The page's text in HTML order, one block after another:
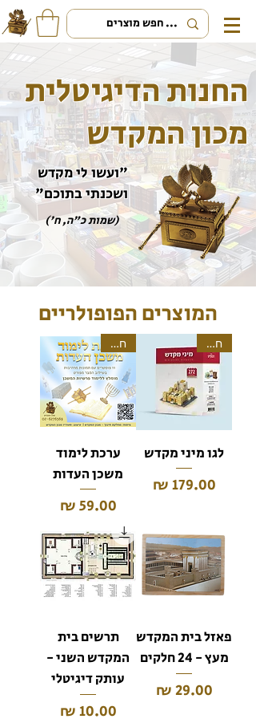
מכון המקדש
החנות הדיגיטלית
"ועשו לי מקדש
ושכנתי בתוכם"
(שמות כ"ה, ח')
חדש!
לגו מיני מקדש
מחיר
חדש!
ערכת לימוד
משכן העדות
מחיר
פאזל בית המקדש
מעץ - 24 חלקים
מחיר
תרשים בית
המקדש השני -
עותק דיגיטלי
מחיר
המוצרים הפופולריים